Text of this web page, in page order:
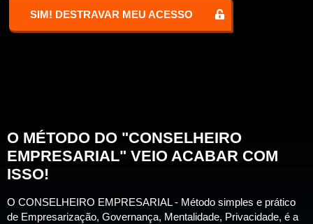
SIM! DESTRAVAR MEU ACESSO
O MÉTODO DO "CONSELHEIRO
EMPRESARIAL" VEIO ACABAR COM
ISSO!
O CONSELHEIRO EMPRESARIAL - Método simples e prático
de Empresarização, Governança, Mentalidade, Privacidade, é a